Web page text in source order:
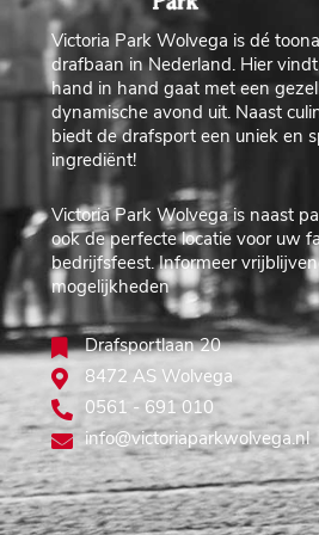
Victoria Park Wolvega is dé
drafbaan in Nederland. Hier
hand in hand gaat met een
dynamische avond uit. Naast
biedt de drafsport een uniek en
ingrediënt!
Victoria Park Wolvega is naast
ook de perfecte locatie voor uw
bedrijfsfeest. Informeer
mogelijkheden
Drafsportlaan 20
8472 AS Wolvega
0561 - 691 010
info@victoriaparkwolvega.nl